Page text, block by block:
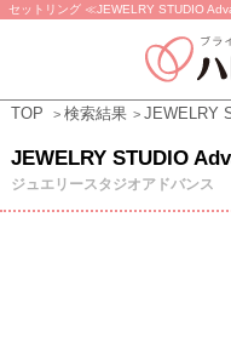
セットリング ≪JEWELRY STUDIO
TOP 検索結果 JEWELRY
JEWELRY STUDIO
ジュエリースタジオアドバンス